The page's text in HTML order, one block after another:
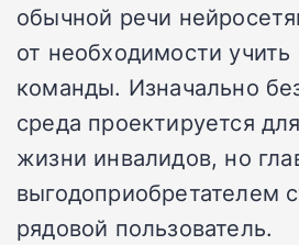
обычной речи
от необходимости учить
команды. Изначально
среда проектируется
жизни инвалидов, но
выгодоприобретателем
рядовой пользователь.